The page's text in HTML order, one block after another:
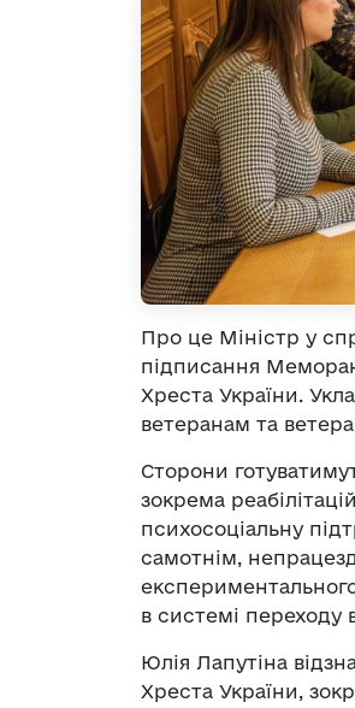
Про це Міністр у
підписання
Хреста України.
ветеранам та
Сторони
зокрема
психосоціальну
самотнім,
в системі переходу
Юлія Лапутіна
Хреста України,